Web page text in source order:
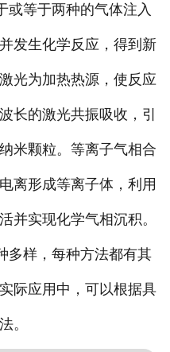
等于两种的气体注入
发生化学反应，得到新
光为加热热源，使反应
长的激光共振吸收，引
米颗粒。等离子气相合
离形成等离子体，利用
并实现化学气相沉积。
样，每种方法都有其
际应用中，可以根据具
。